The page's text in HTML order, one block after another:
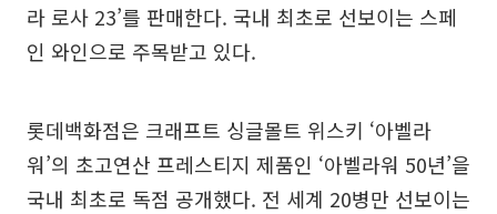
라 로사 23’를 판매한다. 국내 최초로 선보이는 스페
인 와인으로 주목받고 있다.
롯데백화점은 크래프트 싱글몰트 위스키 ‘아벨라
워’의 초고연산 프레스티지 제품인 ‘아벨라워 50년’을
국내 최초로 독점 공개했다. 전 세계 20병만 선보이는